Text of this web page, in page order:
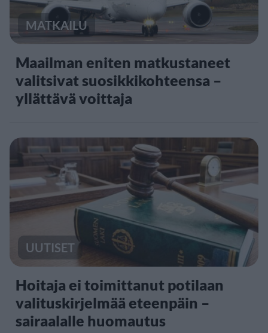
MATKAILU
Maailman eniten matkustaneet
valitsivat suosikkikohteensa –
yllättävä voittaja
UUTISET
Hoitaja ei toimittanut potilaan
valituskirjelmää eteenpäin –
sairaalalle huomautus